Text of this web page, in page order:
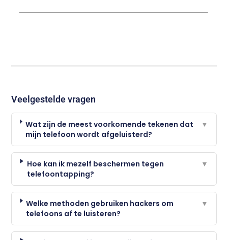
Veelgestelde vragen
Wat zijn de meest voorkomende tekenen dat
mijn telefoon wordt afgeluisterd?
▼
Hoe kan ik mezelf beschermen tegen
telefoontapping?
▼
Welke methoden gebruiken hackers om
telefoons af te luisteren?
▼